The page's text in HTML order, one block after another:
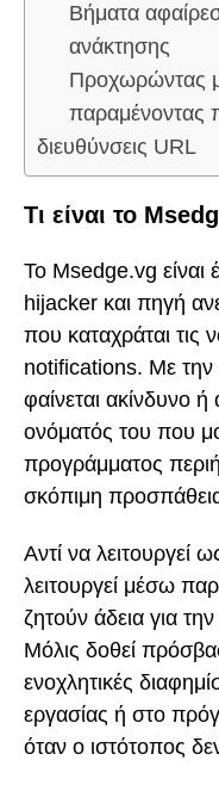
Βήματα
ανάκτησης
Προχωρώντας
παραμένοντας
διευθύνσεις URL
Τι είναι το
Το Msedge.vg
hijacker και πηγή
που καταχράται τις
notifications. Με την
φαίνεται ακίνδυνο
ονόματός του που
προγράμματος
σκόπιμη
Αντί να λειτουργεί
λειτουργεί μέσω
ζητούν άδεια για
Μόλις δοθεί
ενοχλητικές
εργασίας ή στο
όταν ο ιστότοπος